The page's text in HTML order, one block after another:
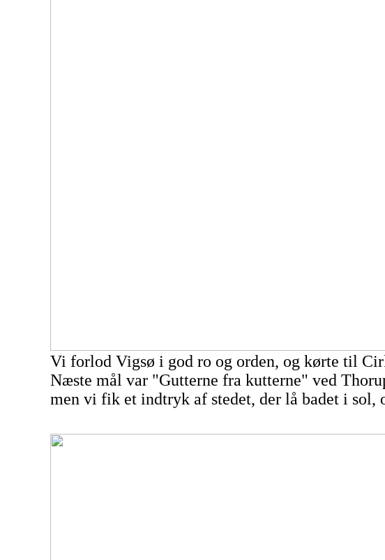
Vi forlod Vigsø i god ro og orden, og kørte til
Næste mål var "Gutterne fra kutterne" ved
men vi fik et indtryk af stedet, der lå badet i sol,